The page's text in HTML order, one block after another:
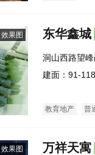
效果图 东华鑫城
洞山西路望
建面：91-
教育地产 普
效果图 万祥天寓